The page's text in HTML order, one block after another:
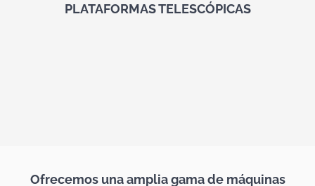
PLATAFORMAS TELESCÓPICAS
Ofrecemos una amplia gama de máquinas